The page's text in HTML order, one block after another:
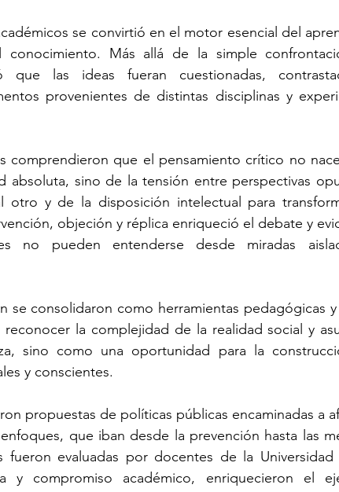
se convirtió en el motor esencial del
Más allá de la simple
que las ideas fueran cuestionadas,
provenientes de distintas disciplinas y
comprendieron que el pensamiento crítico no
absoluta, sino de la tensión entre perspectivas
otro y de la disposición intelectual para
objeción y réplica enriqueció el debate y
no pueden entenderse desde miradas
se consolidaron como herramientas pedagógicas
la complejidad de la realidad social y
sino como una oportunidad para la
y conscientes.
propuestas de políticas públicas encaminadas a
que iban desde la prevención hasta las
fueron evaluadas por docentes de la
y compromiso académico, enriquecieron el